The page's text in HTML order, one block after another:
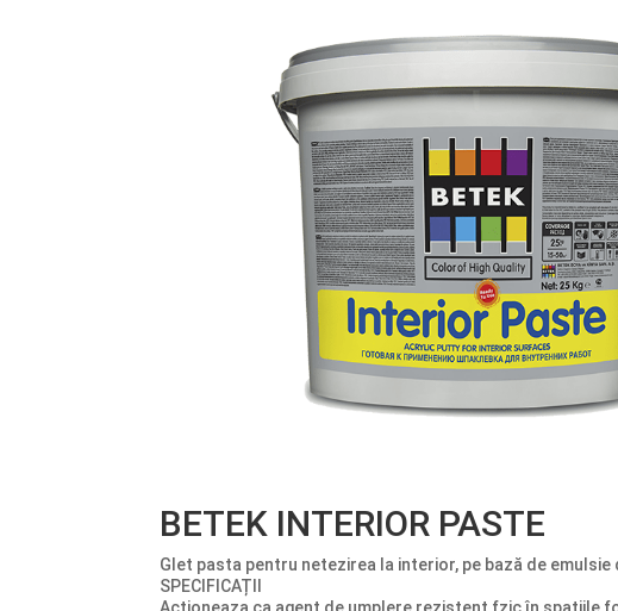
BETEK INTERIOR PASTE
Glet pasta pentru netezirea la interior, pe bază de emulsie
SPECIFICAȚII
Actioneaza ca agent de umplere rezistent fzic în spatiile